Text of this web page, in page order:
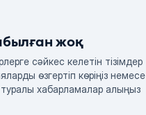
жоқ
сәйкес келетін тізімдер
өзгертіп көріңіз немесе
хабарламалар алыңыз